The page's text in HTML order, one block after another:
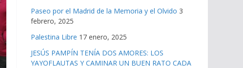
Paseo por el Madrid de la Memoria y el Olvido 3
febrero, 2025
Palestina Libre 17 enero, 2025
JESÚS PAMPÍN TENÍA DOS AMORES: LOS
YAYOFLAUTAS Y CAMINAR UN BUEN RATO CADA